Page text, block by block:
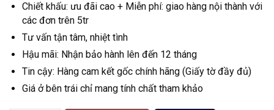
Chiết khấu: ưu đãi cao + Miễn phí: giao hàng nội thành với
các đơn trên 5tr
Tư vấn tận tâm, nhiệt tình
Hậu mãi: Nhận bảo hành lên đến 12 tháng
Tin cậy: Hàng cam kết gốc chính hãng (Giấy tờ đầy đủ)
Giá ở bên trái chỉ mang tính chất tham khảo